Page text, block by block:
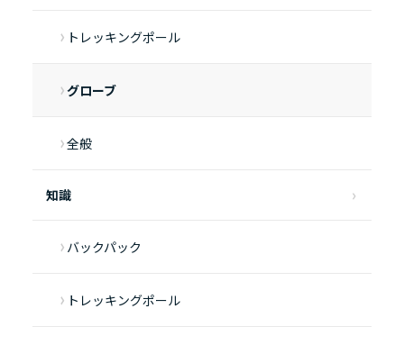
トレッキングポール
グローブ
全般
知識
バックパック
トレッキングポール